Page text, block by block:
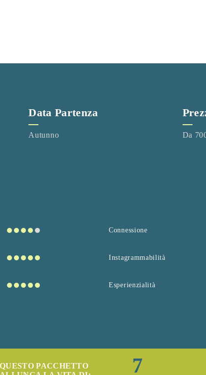
Data Partenza
Autunno Da
Connessione
Instagrammabilità
Esperienzialità
QUESTO PACCHETTO
7